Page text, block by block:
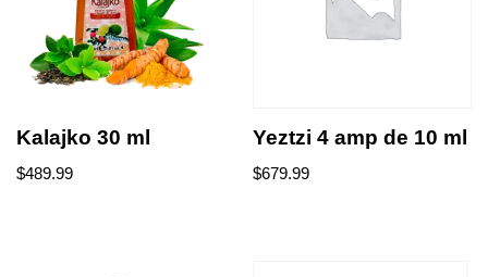
Kalajko 30 ml
$489.99
Yeztzi 4 amp de 10 ml
$679.99